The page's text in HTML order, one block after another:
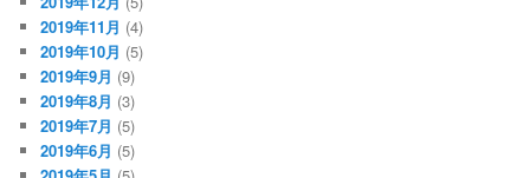
2019年11月 (4)
2019年10月 (5)
2019年9月 (9)
2019年8月 (3)
2019年7月 (5)
2019年6月 (5)